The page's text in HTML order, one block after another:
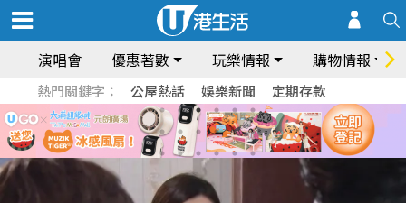
演唱會 優惠著數 玩樂情報 購物情報
熱門關鍵字： 公屋熱話 娛樂新聞 定期存款